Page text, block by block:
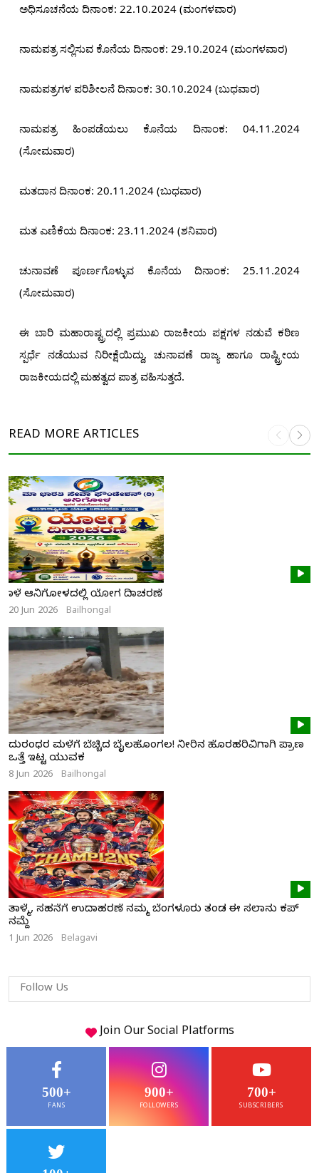
ಅಧಿಸೂಚನೆಯ ದಿನಾಂಕ: 22.10.2024 (ಮಂಗಳವಾರ)
ನಾಮಪತ್ರ ಸಲ್ಲಿಸುವ ಕೊನೆಯ ದಿನಾಂಕ: 29.10.2024 (ಮಂಗಳವಾರ)
ನಾಮಪತ್ರಗಳ ಪರಿಶೀಲನೆ ದಿನಾಂಕ: 30.10.2024 (ಬುಧವಾರ)
ನಾಮಪತ್ರ ಹಿಂಪಡೆಯಲು ಕೊನೆಯ ದಿನಾಂಕ: 04.11.2024
(ಸೋಮವಾರ)
ಮತದಾನ ದಿನಾಂಕ: 20.11.2024 (ಬುಧವಾರ)
ಮತ ಎಣಿಕೆಯ ದಿನಾಂಕ: 23.11.2024 (ಶನಿವಾರ)
ಚುನಾವಣೆ ಪೂರ್ಣಗೊಳ್ಳುವ ಕೊನೆಯ ದಿನಾಂಕ: 25.11.2024
(ಸೋಮವಾರ)
ಈ ಬಾರಿ ಮಹಾರಾಷ್ಟ್ರದಲ್ಲಿ ಪ್ರಮುಖ ರಾಜಕೀಯ ಪಕ್ಷಗಳ ನಡುವೆ ಕಠಿಣ
ಸ್ಪರ್ಧೆ ನಡೆಯುವ ನಿರೀಕ್ಷೆಯಿದ್ದು, ಚುನಾವಣೆ ರಾಜ್ಯ ಹಾಗೂ ರಾಷ್ಟ್ರೀಯ
ರಾಜಕೀಯದಲ್ಲಿ ಮಹತ್ವದ ಪಾತ್ರ ವಹಿಸುತ್ತದೆ.
READ MORE ARTICLES
ನಾಳೆ ಆನಿಗೋಳದಲ್ಲಿ ಯೋಗ ದಿನಾಚರಣೆ
20 Jun 2026 Bailhongal
ದುರಂಧರ ಮಳೆಗೆ ಬೆಚ್ಚಿದ ಬೈಲಹೊಂಗಲ! ನೀರಿನ ಹೊರಹರಿವಿಗಾಗಿ ಪ್ರಾಣ
ಒತ್ತೆ ಇಟ್ಟ ಯುವಕ
8 Jun 2026 Bailhongal
ತಾಳ್ಮೆ, ಸಹನೆಗೆ ಉದಾಹರಣೆ ನಮ್ಮ ಬೆಂಗಳೂರು ತಂಡ ಈ ಸಲಾನು ಕಪ್
ನಮ್ದೆ
1 Jun 2026 Belagavi
Follow Us
Join Our Social Platforms
500+
FANS
900+
FOLLOWERS
700+
SUBSCRIBERS